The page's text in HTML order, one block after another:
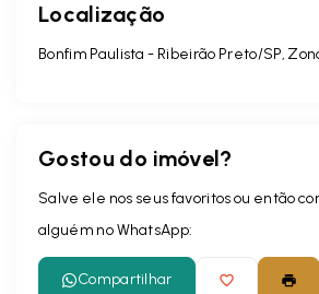
Localização
Bonfim Paulista - Ribeirão Preto/SP,
Gostou do imóvel?
Salve ele nos seus favoritos ou então
alguém no WhatsApp:
Compartilhar